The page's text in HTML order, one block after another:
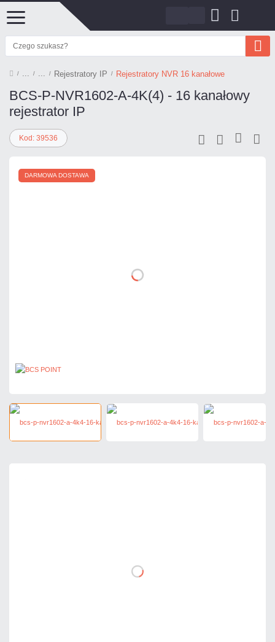
Rejestratory IP Rejestratory NVR 16 kanałowe
BCS-P-NVR1602-A-4K(4) - 16 kanałowy
rejestrator IP
Kod: 39536
DARMOWA DOSTAWA